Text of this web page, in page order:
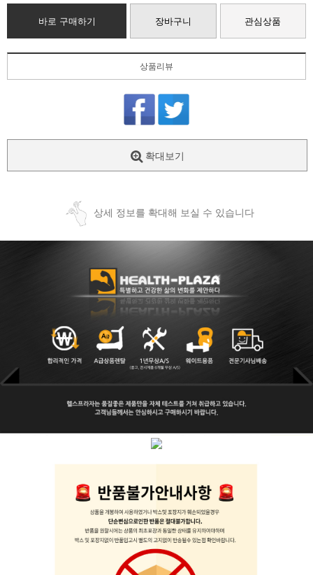
바로 구매하기 장바구니 관심상품
상품리뷰
확대보기
상세 정보를 확대해 보실 수 있습니다